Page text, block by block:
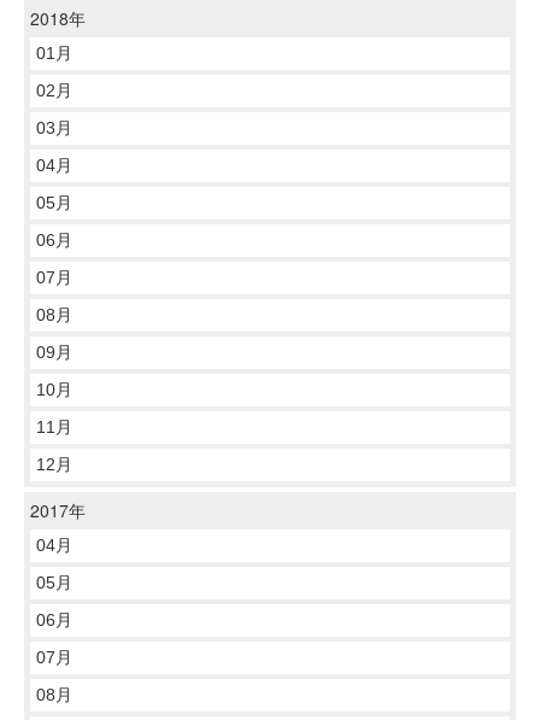
2018年
01月
02月
03月
04月
05月
06月
07月
08月
09月
10月
11月
12月
2017年
04月
05月
06月
07月
08月